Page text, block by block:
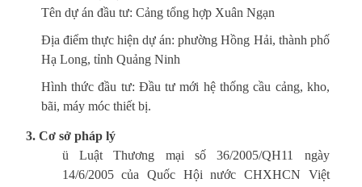
Tên dự án đầu tư: Cảng tổng hợp Xuân Ngạn
Địa điểm thực hiện dự án: phường Hồng Hải, thành phố
Hạ Long, tỉnh Quảng Ninh
Hình thức đầu tư: Đầu tư mới hệ thống cầu cảng, kho,
bãi, máy móc thiết bị.
3. Cơ sở pháp lý
ü Luật Thương mại số 36/2005/QH11 ngày
14/6/2005 của Quốc Hội nước CHXHCN Việt